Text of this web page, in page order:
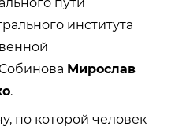
института
Мирослав
.
по которой человек